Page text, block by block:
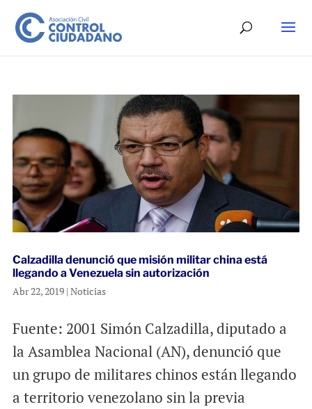
Calzadilla denunció que misión militar china está
llegando a Venezuela sin autorización
Abr 22, 2019| Noticias
Fuente: 2001 Simón Calzadilla, diputado a
la Asamblea Nacional (AN), denunció que
un grupo de militares chinos están llegando
a territorio venezolano sin la previa